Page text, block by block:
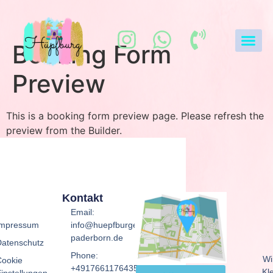
Booking Form
Preview
This is a booking form preview page. Please refresh the
preview from the Builder.
Kontakt
Email:
info@huepfburgen-
paderborn.de
Phone:
+4917661176435